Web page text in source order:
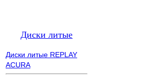
Диски литые
Диски литые REPLAY
ACURA